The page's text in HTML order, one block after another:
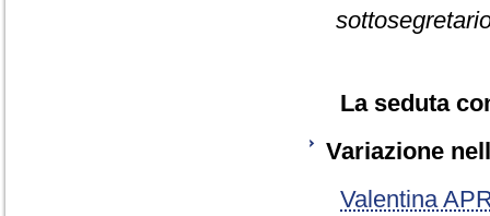
La seduta
Variazione
Valentina